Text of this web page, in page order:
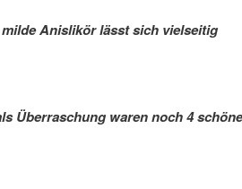
Anislikör lässt sich vielseitig
Überraschung waren noch 4 schöne